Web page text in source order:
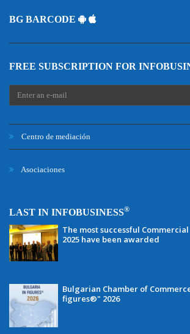
BG BARCODE
FREE SUBSCRIPTION FOR
Centro de mediación
Asociaciones
LAST IN INFOBUSINESS®
The most successful
2025 have been awarded
Bulgarian Chamber of
figures®" 2026